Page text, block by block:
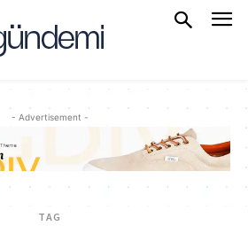
- Advertisement -
TAG